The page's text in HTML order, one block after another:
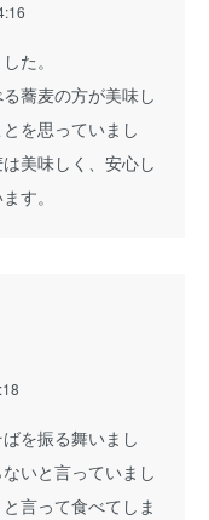
た。
蕎麦の方が美味し
を思っていまし
美味しく、安心し
す。
を振る舞いまし
いと言っていまし
言って食べてしま